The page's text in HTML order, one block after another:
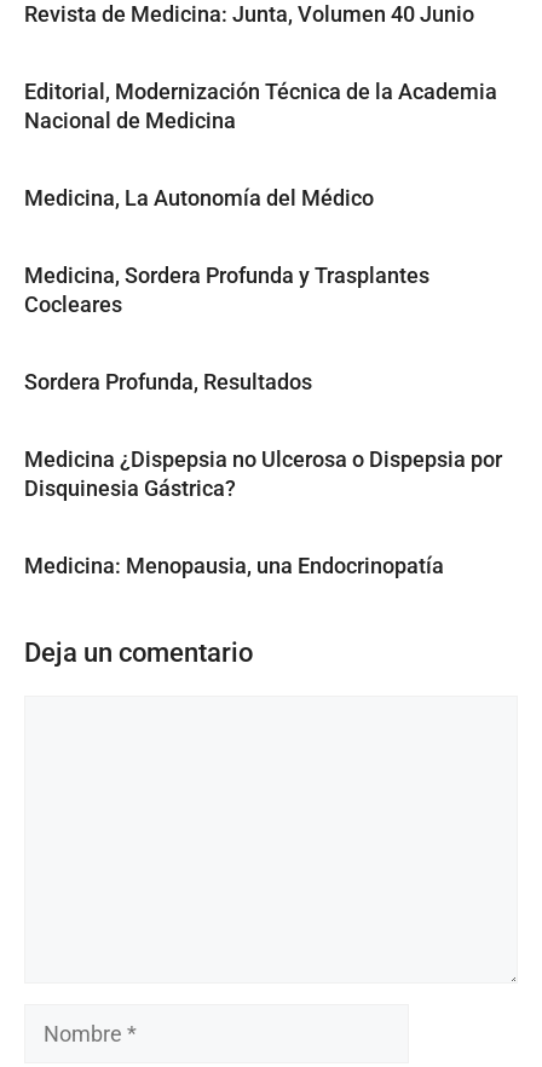
Revista de Medicina: Junta, Volumen 40 Junio
Editorial, Modernización Técnica de la Academia
Nacional de Medicina
Medicina, La Autonomía del Médico
Medicina, Sordera Profunda y Trasplantes
Cocleares
Sordera Profunda, Resultados
Medicina ¿Dispepsia no Ulcerosa o Dispepsia por
Disquinesia Gástrica?
Medicina: Menopausia, una Endocrinopatía
Deja un comentario
Nombre